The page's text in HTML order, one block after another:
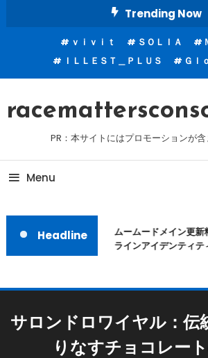
Trending Now
ｖｉｖｉｔ ＳＯＬＩＡ
ＩＬＬＥＳＴ＿ＰＬＵＳ
Ｇｌ
PR：本サイトにはプロモーションが
Menu
Headline
ムームードメイン更新
ラインアイデンティティ
サロンドロワイヤル：伝
りなすチョコレー